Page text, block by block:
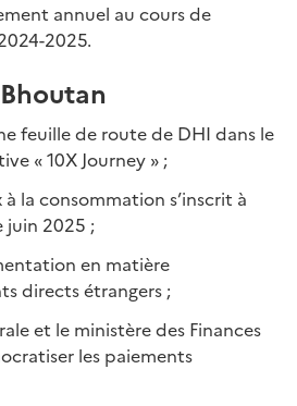
annuel au cours de
2025.
Bhoutan
feuille de route de DHI dans le
« 10X Journey » ;
à la consommation s’inscrit à
juin 2025 ;
en matière
directs étrangers ;
et le ministère des Finances
les paiements